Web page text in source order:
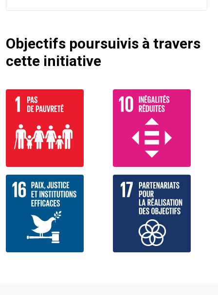
Objectifs poursuivis à travers
cette initiative